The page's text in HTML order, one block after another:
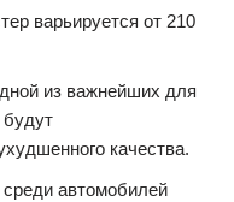
варьируется от 210
из важнейших для
будут
качества.
автомобилей